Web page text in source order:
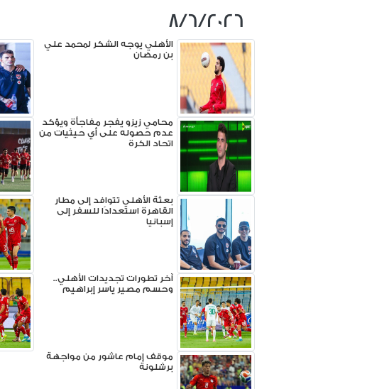
8/6/2026
الأهلي يوجه الشكر لمحمد علي
بن رمضان
محامي زيزو يفجر مفاجأة ويؤكد
عدم حصوله على أي حيثيات من
اتحاد الكرة
بعثة الأهلي تتوافد إلى مطار
القاهرة استعدادًا للسفر إلى
إسبانيا
آخر تطورات تجديدات الأهلي..
وحسم مصير ياسر إبراهيم
موقف إمام عاشور من مواجهة
برشلونة